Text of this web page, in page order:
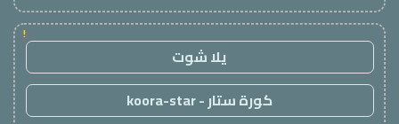
!
يلا شوت
كورة ستار - koora-star